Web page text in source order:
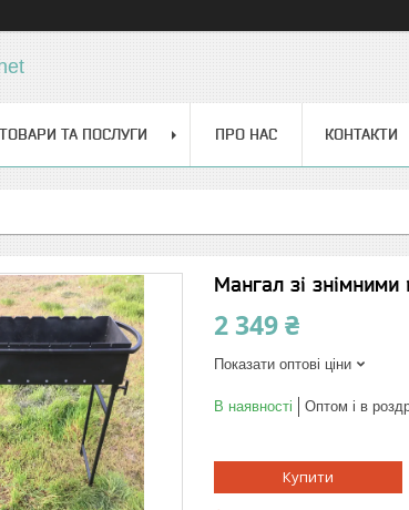
ТОВАРИ ТА ПОСЛУГИ ПРО НАС КОНТАКТИ
Мангал зі
2 349 ₴
Показати оптові ціни
В наявності Оптом і в
Купити